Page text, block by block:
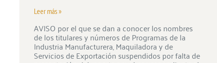
Leer más »
AVISO por el que se dan a conocer los nombres
de los titulares y números de Programas de la
Industria Manufacturera, Maquiladora y de
Servicios de Exportación suspendidos por falta de